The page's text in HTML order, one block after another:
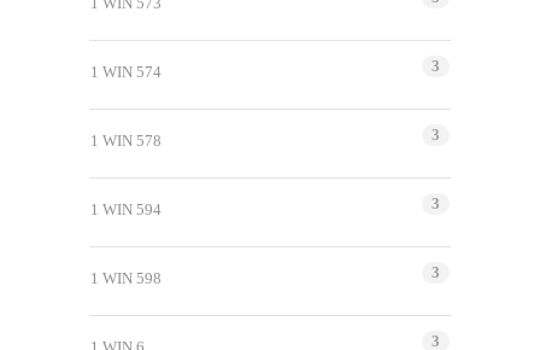
1 WIN 574 3
1 WIN 578 3
1 WIN 594 3
1 WIN 598 3
3